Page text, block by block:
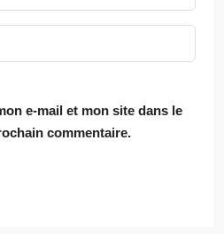
e-mail et mon site dans le
commentaire.